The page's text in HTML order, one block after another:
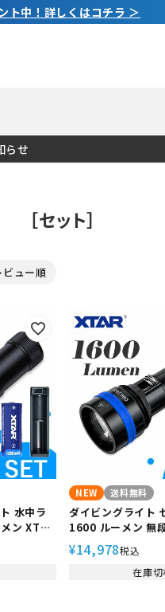
料無料！
イト・ビデオライト
リー
愛用してます！
びをもっと知る
らせ
［セット］
ビュー順
水中ラ
ン XTAR
防水
イト 耐
NEW 送料無料
ダイビングライト
1600 ルーメン 無
エクスター D06 水中ラ
防水 LEDライト フ
ト ハンディライト
¥14,978税込
在庫切